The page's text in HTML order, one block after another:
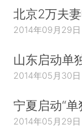
北京2万夫
2014年09月29日
山东启动单
2014年05月30日
宁夏启动“
2014年05月29日